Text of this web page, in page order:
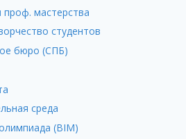
мастерства
студентов
бюро (СПБ)
среда
(BIM)